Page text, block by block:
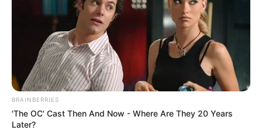
BRAINBERRIES
'The OC' Cast Then And Now - Where Are They 20 Years
Later?